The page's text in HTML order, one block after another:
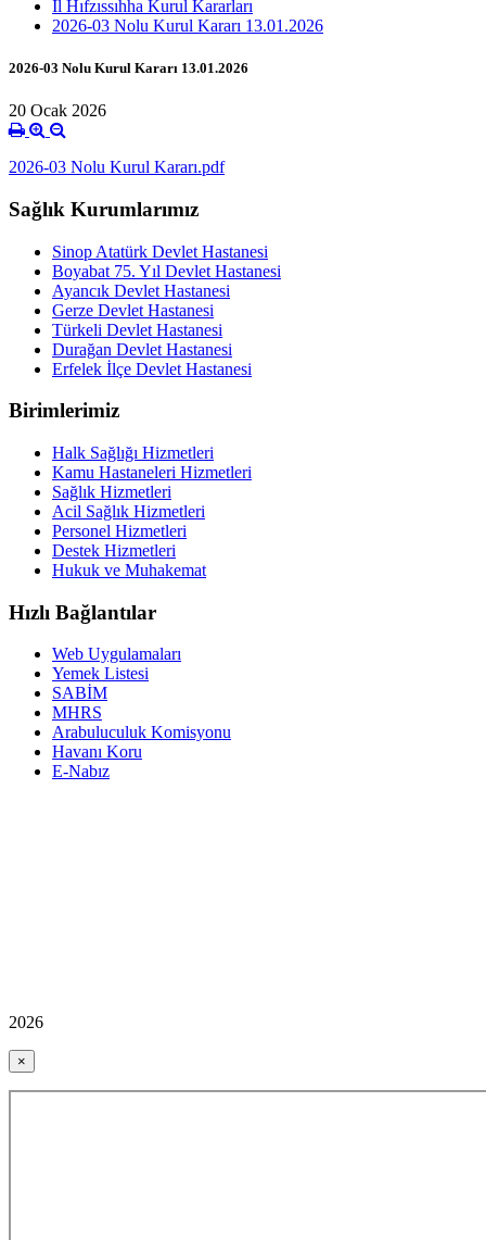
İl Hıfzıssıhha Kurul Kararları
2026-03 Nolu Kurul Kararı 13.01.2026
2026-03 Nolu Kurul Kararı 13.01.2026
20 Ocak 2026
2026-03 Nolu Kurul Kararı.pdf
Sağlık Kurumlarımız
Sinop Atatürk Devlet Hastanesi
Boyabat 75. Yıl Devlet Hastanesi
Ayancık Devlet Hastanesi
Gerze Devlet Hastanesi
Türkeli Devlet Hastanesi
Durağan Devlet Hastanesi
Erfelek İlçe Devlet Hastanesi
Birimlerimiz
Halk Sağlığı Hizmetleri
Kamu Hastaneleri Hizmetleri
Sağlık Hizmetleri
Acil Sağlık Hizmetleri
Personel Hizmetleri
Destek Hizmetleri
Hukuk ve Muhakemat
Hızlı Bağlantılar
Web Uygulamaları
Yemek Listesi
SABİM
MHRS
Arabuluculuk Komisyonu
Havanı Koru
E-Nabız
2026
×